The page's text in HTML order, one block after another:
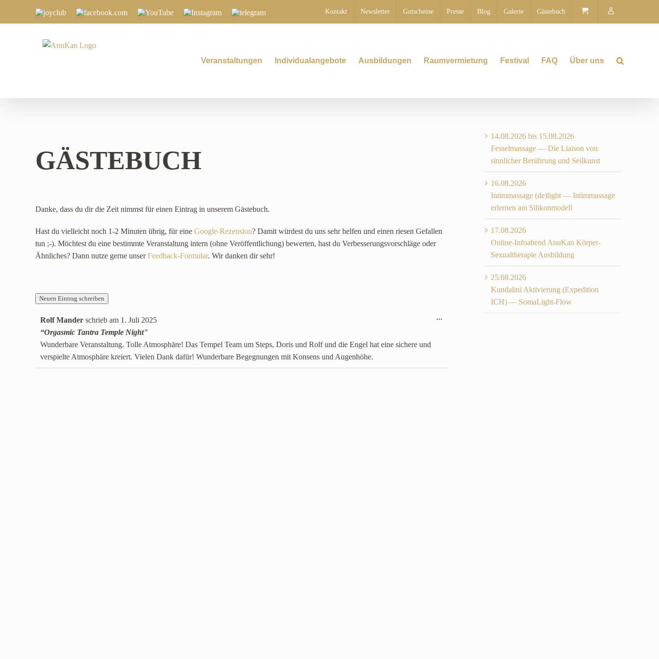
Joyclub Facebook.com YouTube Instagram Telegram Kontakt Newsletter Gutscheine Presse Blog Galerie Gästebuch
Veranstaltungen Individualangebote Ausbildungen Raumvermietung Festival FAQ Über uns
GÄSTEBUCH
Danke, dass du dir die Zeit nimmst für einen Eintrag in unserem Gästebuch.
Hast du vielleicht noch 1-2 Minuten übrig, für eine Google-Rezension? Damit würdest du uns sehr helfen und einen riesen Gefallen
tun ;-). Möchtest du eine bestimmte Veranstaltung intern (ohne Veröffentlichung) bewerten, hast du Verbesserungsvorschläge oder
Ähnliches? Dann nutze gerne unserFeedback-Formular. Wir danken dir sehr!
Rolf Mander schrieb am1. Juli 2025
“Orgasmic Tantra Temple Night"
Wunderbare Veranstaltung. Tolle Atmosphäre! Das Tempel Team um Steps, Doris und Rolf und die Engel hat eine sichere und
verspielte Atmosphäre kreiert. Vielen Dank dafür! Wunderbare Begegnungen mit Konsens und Augenhöhe.
...
14.08.2026 bis 15.08.2026
Fesselmassage — Die Liaison von
sinnlicher Berührung und Seilkunst
16.08.2026
Intimmassage (de)light — Intimmassage
erlernen am Silikonmodell
17.08.2026
Online-Infoabend AnuKan Körper-
Sexualtherapie Ausbildung
25.08.2026
Kundalini Aktivierung (Expedition
ICH) — SomaLight-Flow